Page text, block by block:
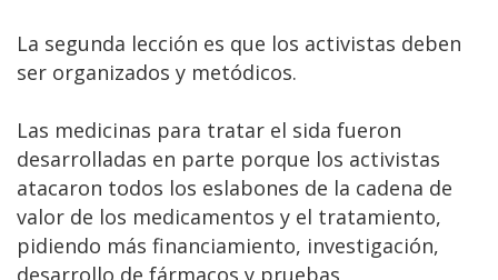
La segunda lección es que los activistas deben
ser organizados y metódicos.
Las medicinas para tratar el sida fueron
desarrolladas en parte porque los activistas
atacaron todos los eslabones de la cadena de
valor de los medicamentos y el tratamiento,
pidiendo más financiamiento, investigación,
desarrollo de fármacos y pruebas